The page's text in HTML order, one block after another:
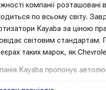
компанії розташовані
по всьому світу.
Kayaba за ціною
світовим
таких марок, як
Kayaba пропонує
матеріали, такі як